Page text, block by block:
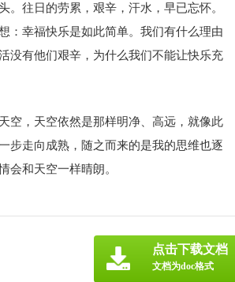
。往日的劳累，艰辛，汗水，早已忘怀。
：幸福快乐是如此简单。我们有什么理由
没有他们艰辛，为什么我们不能让快乐充
空，天空依然是那样明净、高远，就像此
步走向成熟，随之而来的是我的思维也逐
会和天空一样晴朗。
点击下载文档
文档为doc格式